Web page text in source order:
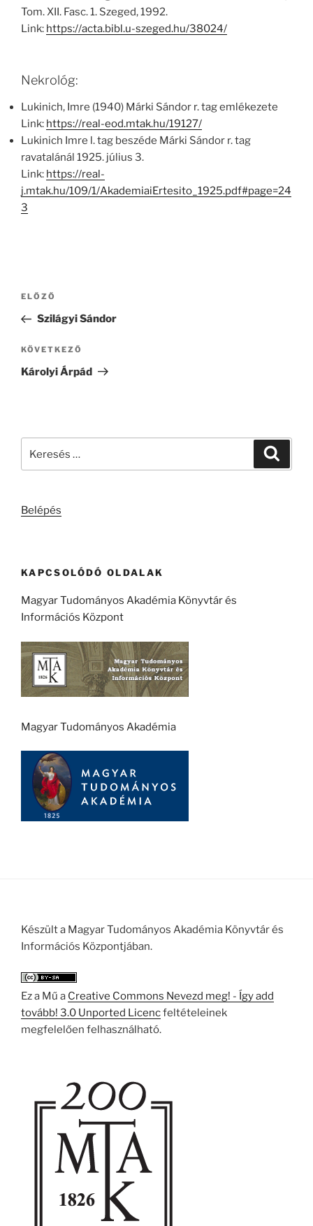
Tom. XII. Fasc. 1. Szeged, 1992.
Link: https://acta.bibl.u-szeged.hu/38024/
Nekrológ:
Lukinich, Imre (1940) Márki Sándor r. tag emlékezete
Link: https://real-eod.mtak.hu/19127/
Lukinich Imre l. tag beszéde Márki Sándor r. tag
ravatalánál 1925. július 3.
Link: https://real-
j.mtak.hu/109/1/AkademiaiErtesito_1925.pdf#page=24
3
Bejegyzés
Korábbi
bejegyzés
ELŐZŐ
Szilágyi Sándor
Következő
bejegyzés
KÖVETKEZŐ
Károlyi Árpád
Belépés
KAPCSOLÓDÓ OLDALAK
Magyar Tudományos Akadémia Könyvtár és
Információs Központ
Magyar Tudományos Akadémia
Készült a Magyar Tudományos Akadémia Könyvtár és
Információs Központjában.
Ez a Mű a Creative Commons Nevezd meg! - Így add
tovább! 3.0 Unported Licencfeltételeinek
megfelelően felhasználható.